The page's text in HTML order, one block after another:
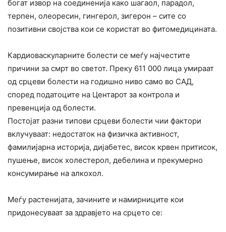
богат извор на соединенија како шагаол, парадол,
терпен, олеоресин, гингерол, зигерон – сите со
позитивни својства кои се користат во фитомедицината.
Кардиоваскуларните болести се меѓу најчестите
причини за смрт во светот. Преку 611 000 лица умираат
од срцеви болести на годишно ниво само во САД,
според податоците на Центарот за контрола и
превенција од болести.
Постојат разни типови срцеви болести чии фактори
вклучуваат: недостаток на физичка активност,
фамилијарна историја, дијабетес, висок крвен притисок,
пушење, висок холестерол, дебелина и прекумерно
консумирање на алкохол.
Меѓу растенијата, зачините и намирниците кои
придонесуваат за здравјето на срцето се: